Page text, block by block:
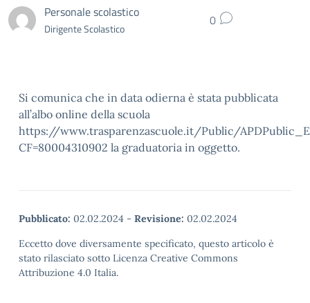
Personale scolastico
Dirigente Scolastico 0
Si comunica che in data odierna è stata pubblicata
all’albo online della scuola
https://www.trasparenzascuole.it/Public/
CF=80004310902 la graduatoria in oggetto.
Pubblicato: 02.02.2024 - Revisione: 02.02.2024
Eccetto dove diversamente specificato, questo articolo è
stato rilasciato sotto Licenza Creative Commons
Attribuzione 4.0 Italia.